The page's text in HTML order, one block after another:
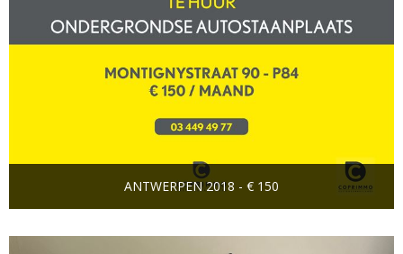
ANTWERPEN 2018 - € 150